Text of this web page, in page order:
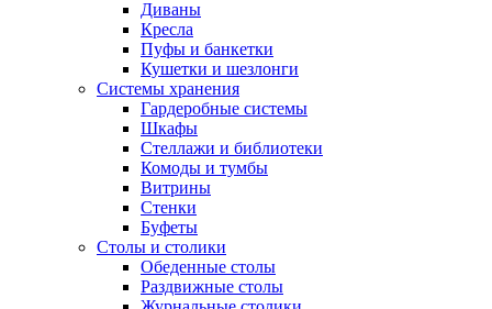
Диваны
Кресла
Пуфы и банкетки
Кушетки и шезлонги
Системы хранения
Гардеробные системы
Шкафы
Стеллажи и библиотеки
Комоды и тумбы
Витрины
Стенки
Буфеты
Столы и столики
Обеденные столы
Раздвижные столы